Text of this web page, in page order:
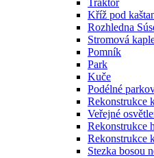
Traktor
Kříž pod
Rozhledna
Stromová
Pomník
Park
Kuče
Podélné
Rekonstrukce
Veřejné
Rekonstrukce
Rekonstrukce
Stezka bosou